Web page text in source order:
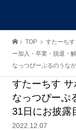
TOP すたーちす
ー加入・卒業・脱退・
なっつぴーぷるのうな
すたーちす
なっつぴーぷ
31日にお披露
2022.12.07